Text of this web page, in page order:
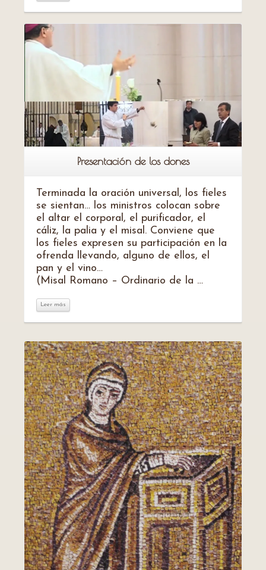
Presentación de los dones
Terminada la oración universal, los fieles
se sientan… los ministros colocan sobre
el altar el corporal, el purificador, el
cáliz, la palia y el misal. Conviene que
los fieles expresen su participación en la
ofrenda llevando, alguno de ellos, el
pan y el vino…
(Misal Romano – Ordinario de la …
Leer más
Leer más